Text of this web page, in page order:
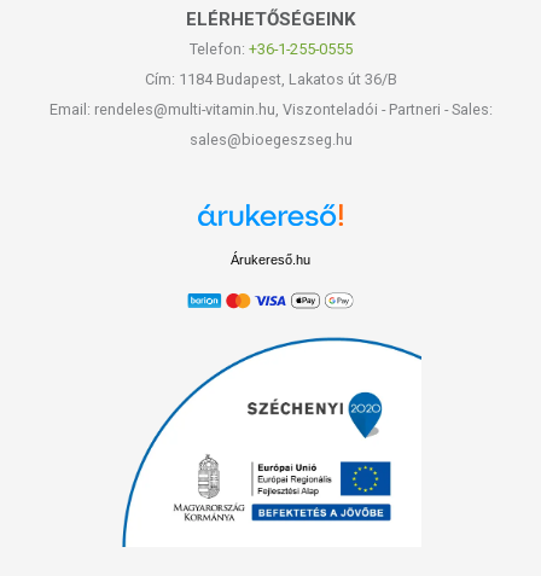
ELÉRHETŐSÉGEINK
Telefon: +36-1-255-0555
Cím: 1184 Budapest, Lakatos út 36/B
Email: rendeles@multi-vitamin.hu, Viszonteladói - Partneri - Sales:
sales@bioegeszseg.hu
Árukereső.hu